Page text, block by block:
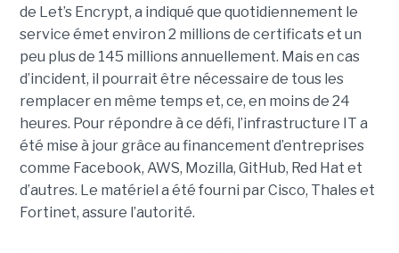
de Let’s Encrypt, a indiqué que quotidiennement le
service émet environ 2 millions de certificats et un
peu plus de 145 millions annuellement. Mais en cas
d’incident, il pourrait être nécessaire de tous les
remplacer en même temps et, ce, en moins de 24
heures. Pour répondre à ce défi, l’infrastructure IT a
été mise à jour grâce au financement d’entreprises
comme Facebook, AWS, Mozilla, GitHub, Red Hat et
d’autres. Le matériel a été fourni par Cisco, Thales et
Fortinet, assure l’autorité.